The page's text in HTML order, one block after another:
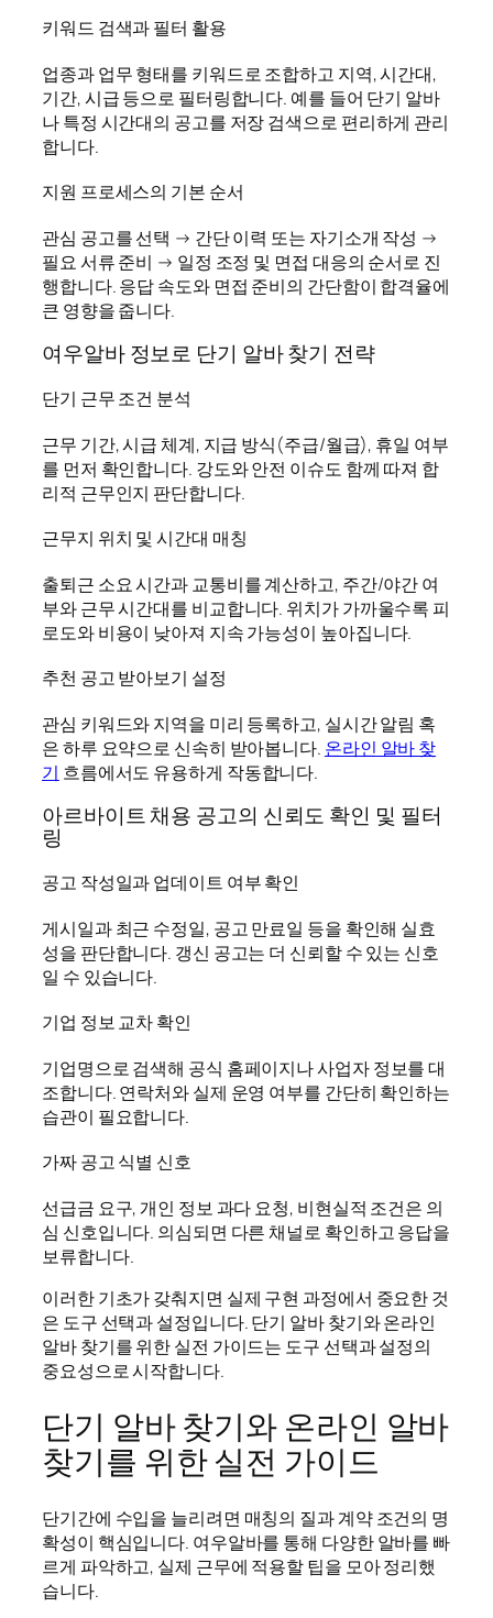
키워드 검색과 필터 활용
업종과 업무 형태를 키워드로 조합하고 지역, 시간대,
기간, 시급 등으로 필터링합니다. 예를 들어 단기 알바
나 특정 시간대의 공고를 저장 검색으로 편리하게 관리
합니다.
지원 프로세스의 기본 순서
관심 공고를 선택 → 간단 이력 또는 자기소개 작성 →
필요 서류 준비 → 일정 조정 및 면접 대응의 순서로 진
행합니다. 응답 속도와 면접 준비의 간단함이 합격율에
큰 영향을 줍니다.
여우알바 정보로 단기 알바 찾기 전략
단기 근무 조건 분석
근무 기간, 시급 체계, 지급 방식(주급/월급), 휴일 여부
를 먼저 확인합니다. 강도와 안전 이슈도 함께 따져 합
리적 근무인지 판단합니다.
근무지 위치 및 시간대 매칭
출퇴근 소요 시간과 교통비를 계산하고, 주간/야간 여
부와 근무 시간대를 비교합니다. 위치가 가까울수록 피
로도와 비용이 낮아져 지속 가능성이 높아집니다.
추천 공고 받아보기 설정
관심 키워드와 지역을 미리 등록하고, 실시간 알림 혹
은 하루 요약으로 신속히 받아봅니다. 온라인 알바 찾
기 흐름에서도 유용하게 작동합니다.
아르바이트 채용 공고의 신뢰도 확인 및 필터
링
공고 작성일과 업데이트 여부 확인
게시일과 최근 수정일, 공고 만료일 등을 확인해 실효
성을 판단합니다. 갱신 공고는 더 신뢰할 수 있는 신호
일 수 있습니다.
기업 정보 교차 확인
기업명으로 검색해 공식 홈페이지나 사업자 정보를 대
조합니다. 연락처와 실제 운영 여부를 간단히 확인하는
습관이 필요합니다.
가짜 공고 식별 신호
선급금 요구, 개인 정보 과다 요청, 비현실적 조건은 의
심 신호입니다. 의심되면 다른 채널로 확인하고 응답을
보류합니다.
이러한 기초가 갖춰지면 실제 구현 과정에서 중요한 것
은 도구 선택과 설정입니다. 단기 알바 찾기와 온라인
알바 찾기를 위한 실전 가이드는 도구 선택과 설정의
중요성으로 시작합니다.
단기 알바 찾기와 온라인 알바
찾기를 위한 실전 가이드
단기간에 수입을 늘리려면 매칭의 질과 계약 조건의 명
확성이 핵심입니다. 여우알바를 통해 다양한 알바를 빠
르게 파악하고, 실제 근무에 적용할 팁을 모아 정리했
습니다.